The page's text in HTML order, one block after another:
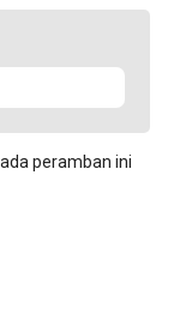
peramban ini